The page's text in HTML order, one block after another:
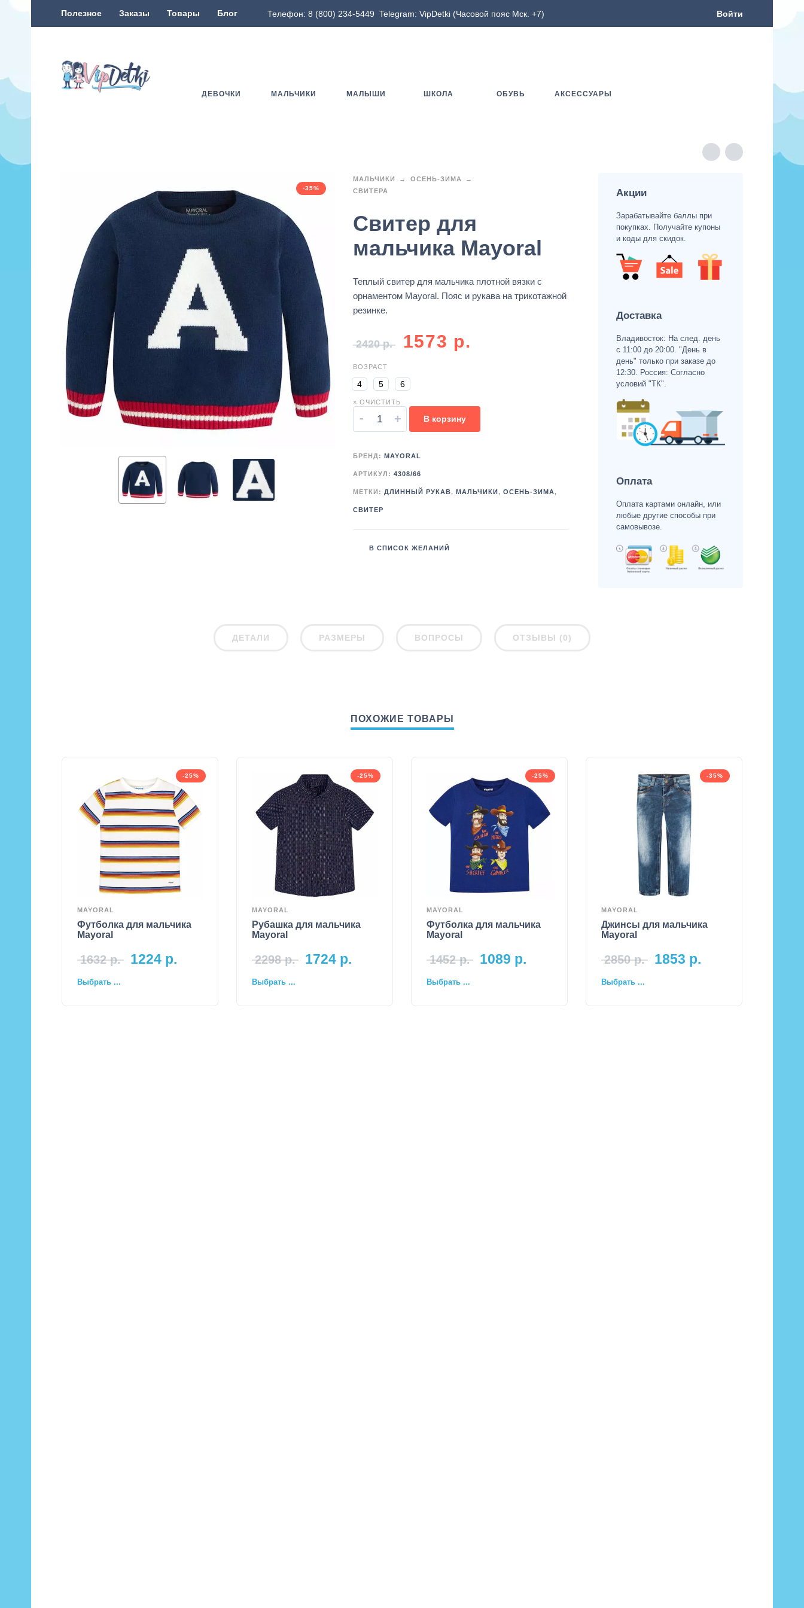
Полезное Заказы Товары Блог Телефон: 8 (800) 234-5449 Telegram: VipDetki (Часовой пояс Мск. +7) Войти
ДЕВОЧКИ МАЛЬЧИКИ МАЛЫШИ ШКОЛА ОБУВЬ АКСЕССУАРЫ
-35%
МАЛЬЧИКИ
ОСЕНЬ-ЗИМА
СВИТЕРА
Свитер для
мальчика Mayoral
Теплый свитер для мальчика плотной вязки с
орнаментом Mayoral. Пояс и рукава на трикотажной
резинке.
2420р. 1573 р.
ВОЗРАСТ
4 5 6
× ОЧИСТИТЬ
- + В корзину
БРЕНД: MAYORAL
АРТИКУЛ: 4308/66
МЕТКИ: ДЛИННЫЙ РУКАВ, МАЛЬЧИКИ , ОСЕНЬ-ЗИМА,
СВИТЕР
В СПИСОК ЖЕЛАНИЙ
Акции
Зарабатывайте баллы при
покупках. Получайте купоны
и коды для скидок.
Доставка
Владивосток: На след. день
с 11:00 до 20:00. "День в
день" только при заказе до
12:30. Россия: Согласно
условий "ТК".
Оплата
Оплата картами онлайн, или
любые другие способы при
самовывозе.
ДЕТАЛИ РАЗМЕРЫ ВОПРОСЫ ОТЗЫВЫ (0)
ПОХОЖИЕ ТОВАРЫ
-25%
MAYORAL
Футболка для мальчика
Mayoral
1632р. 1224 р.
Выбрать ...
-25%
MAYORAL
Рубашка для мальчика
Mayoral
2298р. 1724 р.
Выбрать ...
-25%
MAYORAL
Футболка для мальчика
Mayoral
1452р. 1089 р.
Выбрать ...
-35%
MAYORAL
Джинсы для мальчика
Mayoral
2850р. 1853 р.
Выбрать ...